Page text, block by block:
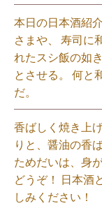
本日の日本酒紹
さまや、 寿司に
れたスシ飯の如
とさせる。 何と
だ。⁡
香ばしく焼き上
りと、醤油の香
ためだいは、身
どうぞ！ 日本酒
しみください！⁡